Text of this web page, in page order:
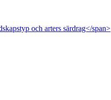
och arters särdrag</span>